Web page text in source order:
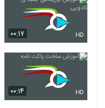
۰۰:۱۷ HD
۰۰:۱۴ HD